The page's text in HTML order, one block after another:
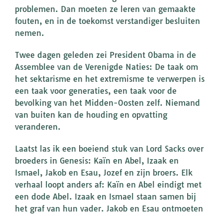
problemen. Dan moeten ze leren van gemaakte
fouten, en in de toekomst verstandiger besluiten
nemen.
Twee dagen geleden zei President Obama in de
Assemblee van de Verenigde Naties: De taak om
het sektarisme en het extremisme te verwerpen is
een taak voor generaties, een taak voor de
bevolking van het Midden-Oosten zelf. Niemand
van buiten kan de houding en opvatting
veranderen.
Laatst las ik een boeiend stuk van Lord Sacks over
broeders in Genesis: Kaïn en Abel, Izaak en
Ismael, Jakob en Esau, Jozef en zijn broers. Elk
verhaal loopt anders af: Kaïn en Abel eindigt met
een dode Abel. Izaak en Ismael staan samen bij
het graf van hun vader. Jakob en Esau ontmoeten